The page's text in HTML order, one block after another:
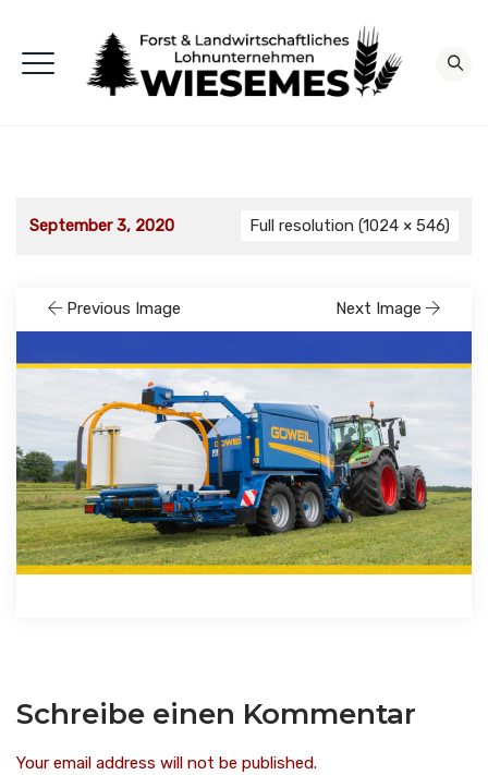
September 3, 2020 Full resolution (1024 × 546)
Previous Image Next Image
Schreibe einen Kommentar
Your email address will not be published.